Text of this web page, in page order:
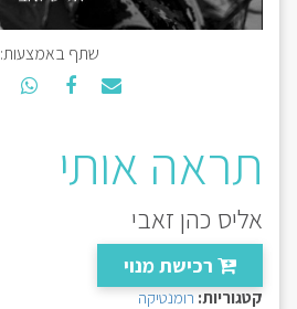
שתף באמצעות:
תראה אותי
אליס כהן זאבי
רכישת מנוי
קטגוריות: רומנטיקה